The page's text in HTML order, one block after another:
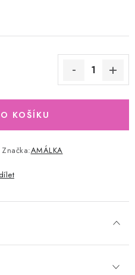
KOŠÍKU
Značka:AMÁLKA